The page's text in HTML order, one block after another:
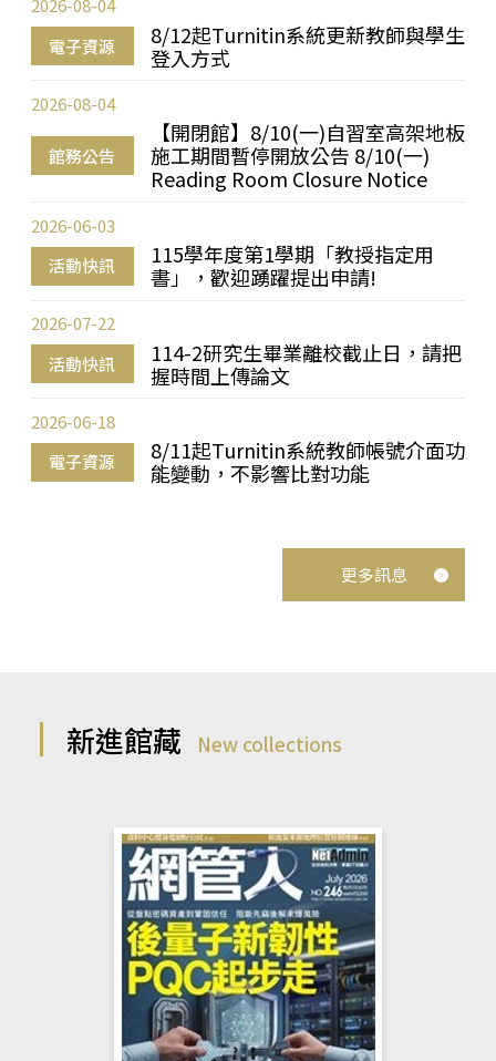
電子資源
8/12起Turnitin系統更新教師與學生
登入方式
2026-08-04
館務公告
【開閉館】8/10(一)自習室高架地板
施工期間暫停開放公告 8/10(一)
Reading Room Closure Notice
2026-08-04
活動快訊
115學年度第1學期「教授指定用
書」，歡迎踴躍提出申請!
2026-06-03
活動快訊
114-2研究生畢業離校截止日，請把
握時間上傳論文
2026-07-22
電子資源
8/11起Turnitin系統教師帳號介面功
能變動，不影響比對功能
2026-06-18
更多訊息
新進館藏 New collections